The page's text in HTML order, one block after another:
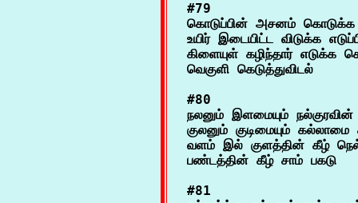
#79
கொடுப்பின் அசனம் கொடுக்க
உயிர் இடையிட்ட விடுக்க
கிளையுள் கழிந்தார் எடுக்க
#80
நலனும் இளமையும்
குலனும் குடிமையும்
வளம் இல் குளத்தின் கீழ்
#81